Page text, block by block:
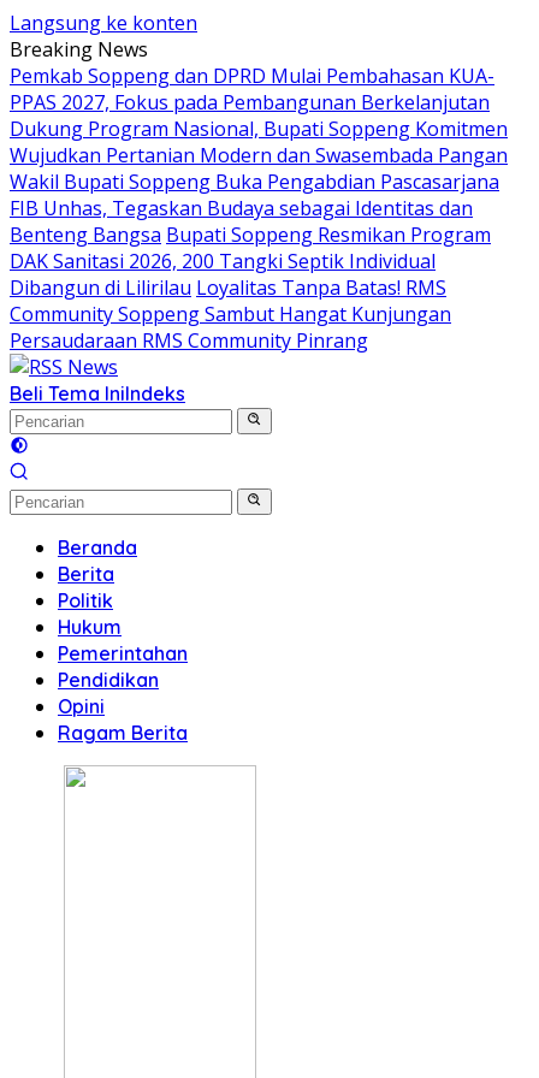
Langsung ke konten
Breaking News
Pemkab Soppeng dan DPRD Mulai Pembahasan KUA-
PPAS 2027, Fokus pada Pembangunan Berkelanjutan
Dukung Program Nasional, Bupati Soppeng Komitmen
Wujudkan Pertanian Modern dan Swasembada Pangan
Wakil Bupati Soppeng Buka Pengabdian Pascasarjana
FIB Unhas, Tegaskan Budaya sebagai Identitas dan
Benteng Bangsa Bupati Soppeng Resmikan Program
DAK Sanitasi 2026, 200 Tangki Septik Individual
Dibangun di Lilirilau Loyalitas Tanpa Batas! RMS
Community Soppeng Sambut Hangat Kunjungan
Persaudaraan RMS Community Pinrang
Beli Tema IniIndeks
Beranda
Berita
Politik
Hukum
Pemerintahan
Pendidikan
Opini
Ragam Berita